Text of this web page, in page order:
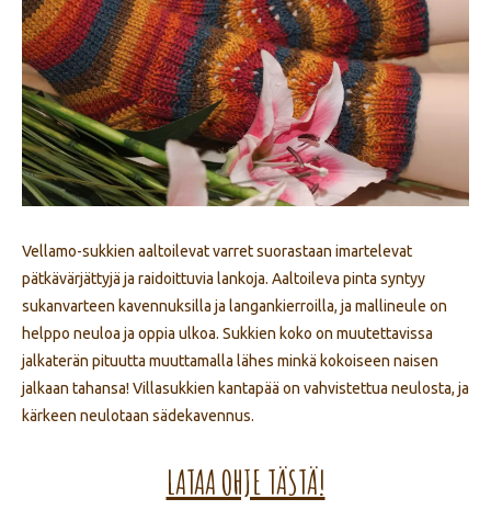
Vellamo-sukkien aaltoilevat varret suorastaan imartelevat
pätkävärjättyjä ja raidoittuvia lankoja. Aaltoileva pinta syntyy
sukanvarteen kavennuksilla ja langankierroilla, ja mallineule on
helppo neuloa ja oppia ulkoa. Sukkien koko on muutettavissa
jalkaterän pituutta muuttamalla lähes minkä kokoiseen naisen
jalkaan tahansa! Villasukkien kantapää on vahvistettua neulosta, ja
kärkeen neulotaan sädekavennus.
LATAA OHJE TÄSTÄ!